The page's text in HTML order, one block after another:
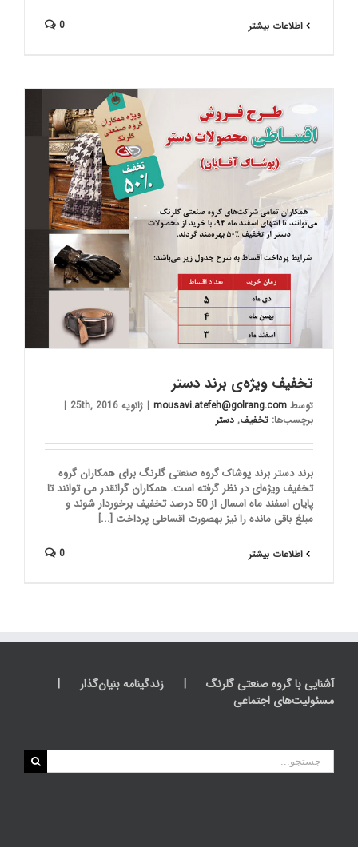
اطلاعات بیشتر 0
تخفیف ویژه‌ی برند دستر
توسط mousavi.atefeh@golrang.com
| ژانویه 25th, 2016
|
برچسب‌ها: تخفیف, دستر
برند دستر برند پوشاک گروه صنعتی گلرنگ برای همکاران گروه
تخفیف ویژه‌ای در نظر گرفته است. همکاران گرانقدر می توانند تا
پایان اسفند ماه امسال از 50 درصد تخفیف برخوردار شوند و
مبلغ باقی مانده را نیز بهصورت اقساطی پرداخت [...]
اطلاعات بیشتر 0
آشنایی با گروه صنعتی گلرنگ
زندگینامه بنیان‌گذار
مسئولیت‌های اجتماعی
جستجو
برای: